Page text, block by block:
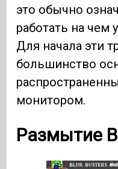
это обычно
работать на чем
Для начала эти
большинство
монитором.
Размытие